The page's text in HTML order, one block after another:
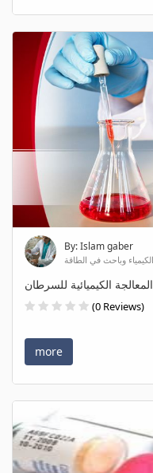
By: Islam gaber
المعالجة الكيميائية للسرطان
(0 Reviews)
more